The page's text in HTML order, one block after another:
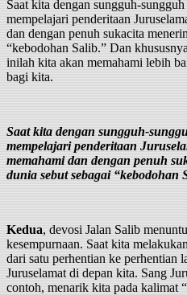
Saat kita dengan sungguh-
mempelajari penderitaan
dan dengan penuh sukacita
“kebodohan Salib.” Dan
inilah kita akan memahami lebih
bagi kita.
Saat kita dengan sungguh-
mempelajari penderitaan
memahami dan dengan penuh
dunia sebut sebagai “kebodohan
Kedua, devosi Jalan Salib
kesempurnaan. Saat kita
dari satu perhentian ke perhentian
Juruselamat di depan kita. Sang
contoh, menarik kita pada kalimat